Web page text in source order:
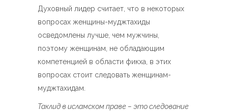
Духовный лидер считает, что в некоторых
вопросах женщины-муджтахиды
осведомлены лучше, чем мужчины,
поэтому женщинам, не обладающим
компетенцией в области фикха, в этих
вопросах стоит следовать женщинам-
муджтахидам.
Таклид в исламском праве – это следование